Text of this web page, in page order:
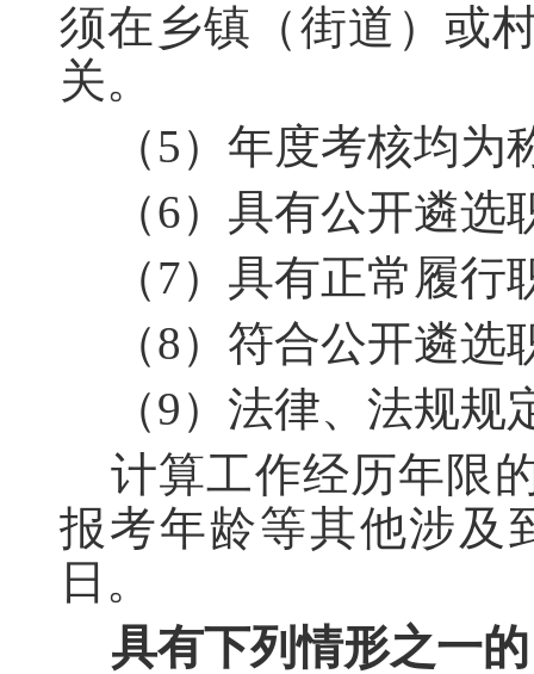
须在乡镇（街道）或
关。
（5）年度考核均
（6）具有公开遴
（7）具有正常履
（8）符合公开遴
（9）法律、法规
计算工作经历年限
报考年龄等其他涉及
日。
具有下列情形之一